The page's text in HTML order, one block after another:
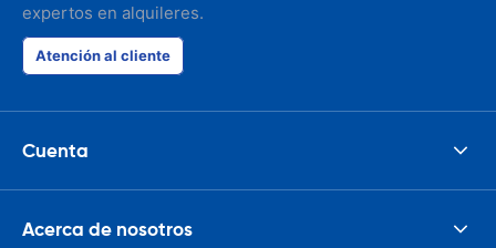
expertos en alquileres.
Atención al cliente
Cuenta
Acerca de nosotros